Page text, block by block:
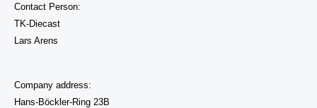
Contact Person:
TK-Diecast
Lars Arens
Company address:
Hans-Böckler-Ring 23B